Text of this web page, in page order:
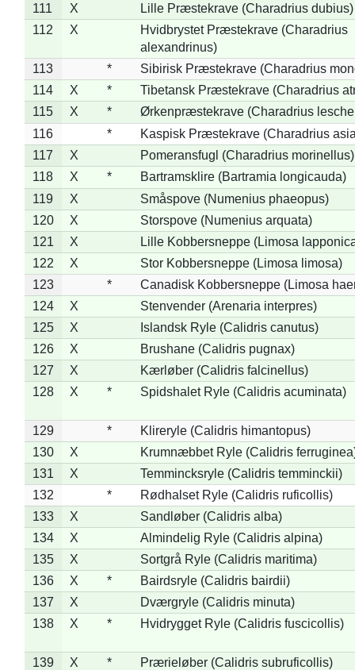
111
X
Lille Præstekrave (Charadrius dubius)
112
X
Hvidbrystet Præstekrave (Charadrius
alexandrinus)
113
*
Sibirisk Præstekrave (Charadrius
114
X *
Tibetansk Præstekrave (Charadrius
115
X *
Ørkenpræstekrave (Charadrius
116
*
Kaspisk Præstekrave (Charadrius
117
X
Pomeransfugl (Charadrius morinellus)
118
X *
Bartramsklire (Bartramia longicauda)
119
X
Småspove (Numenius phaeopus)
120
X
Storspove (Numenius arquata)
121
X
Lille Kobbersneppe (Limosa
122
X
Stor Kobbersneppe (Limosa limosa)
123
*
Canadisk Kobbersneppe (Limosa
124
X
Stenvender (Arenaria interpres)
125
X
Islandsk Ryle (Calidris canutus)
126
X
Brushane (Calidris pugnax)
127
X
Kærløber (Calidris falcinellus)
128
X * Spidshalet Ryle (Calidris acuminata)
129 *
Klireryle (Calidris himantopus)
130
X
Krumnæbbet Ryle (Calidris
131
X
Temmincksryle (Calidris temminckii)
132
*
Rødhalset Ryle (Calidris ruficollis)
133
X
Sandløber (Calidris alba)
134
X
Almindelig Ryle (Calidris alpina)
135
X
Sortgrå Ryle (Calidris maritima)
136
X *
Bairdsryle (Calidris bairdii)
137
X
Dværgryle (Calidris minuta)
138
X * Hvidrygget Ryle (Calidris fuscicollis)
139 X *
Prærieløber (Calidris subruficollis)